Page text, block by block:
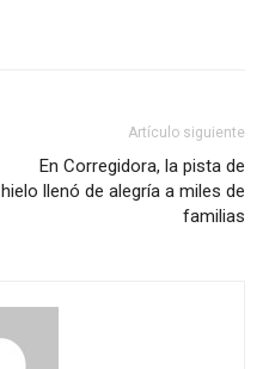
Artículo siguiente
En Corregidora, la pista de
hielo llenó de alegría a miles de
familias